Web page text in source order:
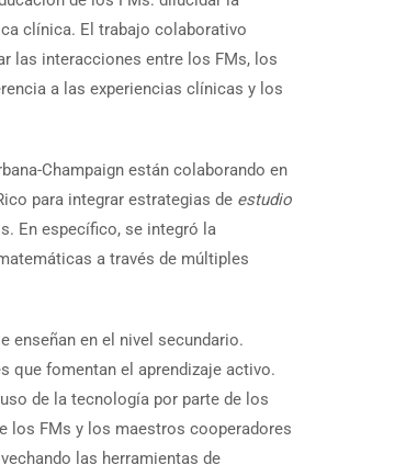
clínica. El trabajo colaborativo
las interacciones entre los FMs, los
a las experiencias clínicas y los
Champaign están colaborando en
para integrar estrategias de estudio
En específico, se integró la
a través de múltiples
enseñan en el nivel secundario.
que fomentan el aprendizaje activo.
de la tecnología por parte de los
los FMs y los maestros cooperadores
las herramientas de